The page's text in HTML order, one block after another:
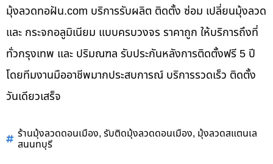
มุ้งลวดทอฝัน.com บริการรับผลิต ติดตั้ง ซ่อม เปลี่ยนมุ้งลวด
และ กระจกอลูมิเนียม แบบครบวงจร ราคาถูก ให้บริการถึงที่
ทั่วกรุงเทพ และ ปริมณฑล รับประกันหลังการติดตั้งฟรี 5 ปี
โดยทีมงานมืออาชีพมากประสบการณ์ บริการรวดเร็ว ติดตั้ง
วันเดียวเสร็จ
ร้านมุ้งลวดดอนเมือง, รับติดมุ้งลวดดอนเมือง, มุ้งลวดสแตนเล
สนนทบุรี